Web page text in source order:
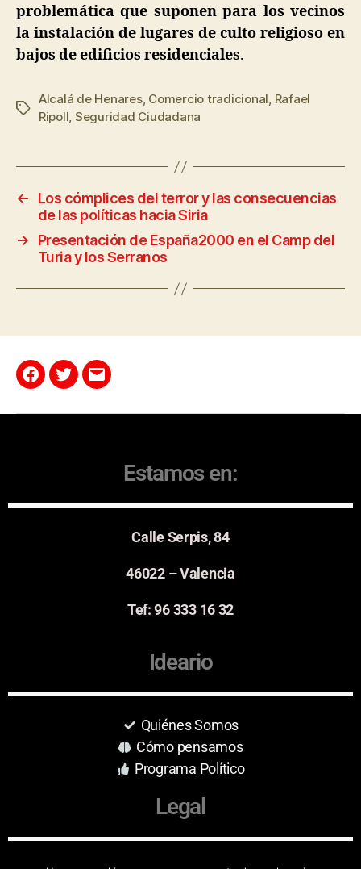
problemática que suponen para los vecinos
la instalación de lugares de culto religioso en
bajos de edificios residenciales.
Alcalá de Henares, Comercio tradicional, Rafael
Ripoll, Seguridad Ciudadana
←
Los cómplices del terror y las consecuencias
de las políticas hacia Siria
→
Presentación de España2000 en el Camp del
Turia y los Serranos
Estamos en:
Calle Serpis, 84
46022 – Valencia
Tef: 96 333 16 32
Ideario
Quiénes Somos
Cómo pensamos
Programa Político
Legal